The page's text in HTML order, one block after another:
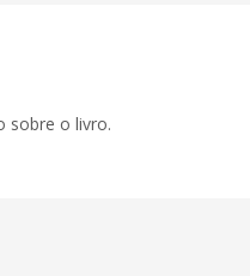
sobre o livro.